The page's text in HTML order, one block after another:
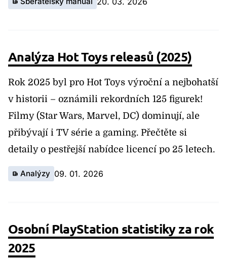
Analýza Hot Toys releasů (2025)
Rok 2025 byl pro Hot Toys výroční a nejbohatší
v historii – oznámili rekordních 125 figurek!
Filmy (Star Wars, Marvel, DC) dominují, ale
přibývají i TV série a gaming. Přečtěte si
detaily o pestřejší nabídce licencí po 25 letech.
Analýzy 09. 01. 2026
Osobní PlayStation statistiky za rok
2025